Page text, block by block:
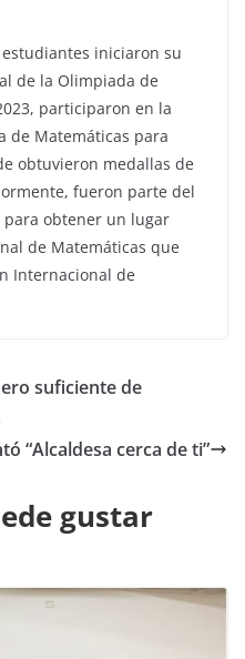
iniciaron su
de la Olimpiada de
participaron en la
de Matemáticas para
obtuvieron medallas de
fueron parte del
obtener un lugar
de Matemáticas que
Internacional de
suficiente de
“Alcaldesa cerca de ti”
gustar